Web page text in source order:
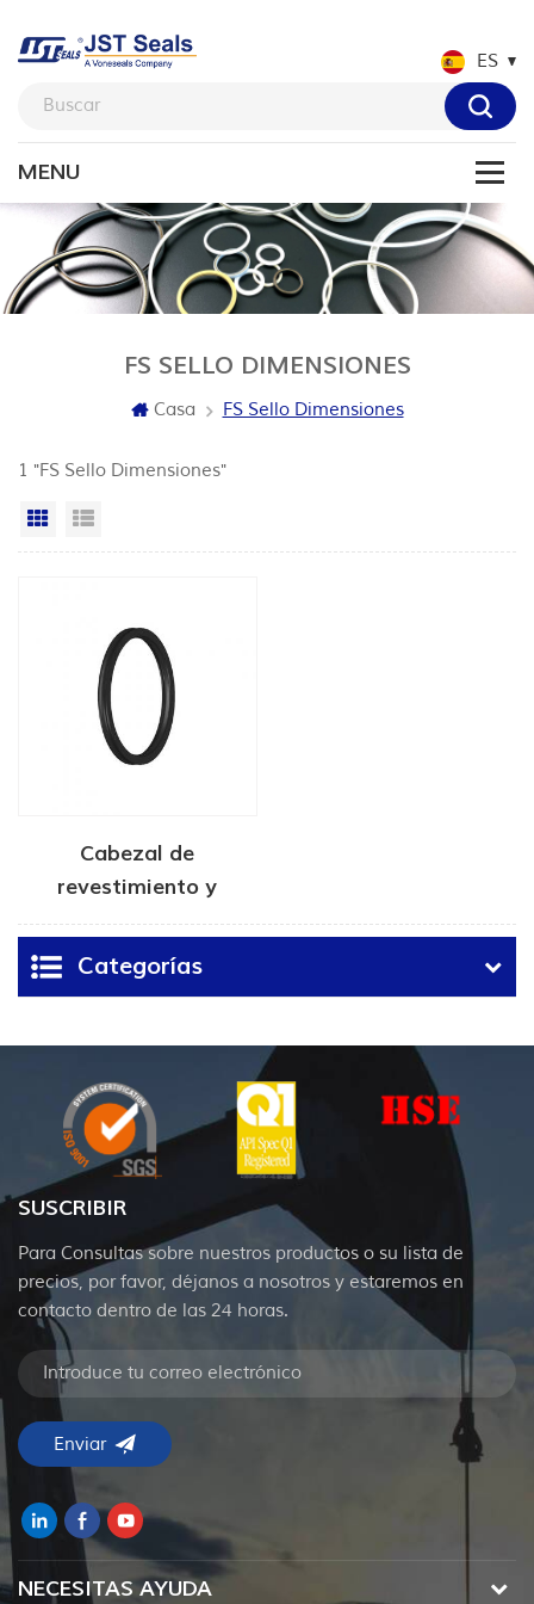
ES
FS SELLO DIMENSIONES
Casa FS Sello Dimensiones
1 "FS Sello Dimensiones"
Vista en cuadrícula
Cabezal de
revestimiento y
colgador de tubería
Sello FS
Categorías
SUSCRIBIR
Para Consultas sobre nuestros productos o su lista de
precios, por favor, déjanos a nosotros y estaremos en
contacto dentro de las 24 horas.
NECESITAS AYUDA